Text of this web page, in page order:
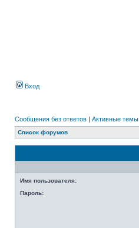
Вход
Сообщения без ответов | Активные темы
Список форумов
Имя пользователя:
Пароль: